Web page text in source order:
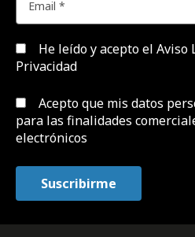
He leído y acepto el Aviso
Privacidad
Acepto que mis datos
para las finalidades
electrónicos